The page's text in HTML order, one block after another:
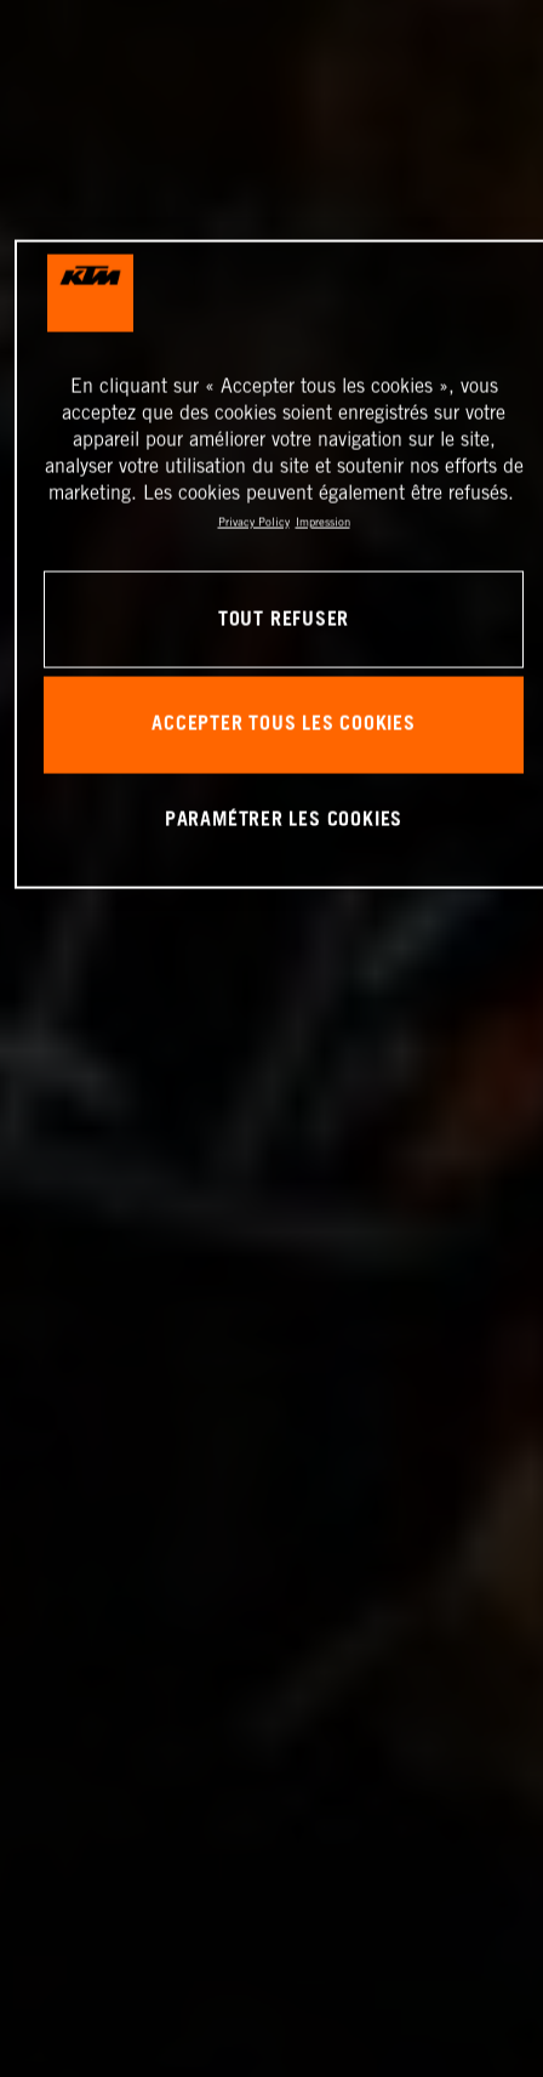
En cliquant sur « Accepter tous les cookies », vous
acceptez que des cookies soient enregistrés sur votre
appareil pour améliorer votre navigation sur le site,
analyser votre utilisation du site et soutenir nos efforts de
marketing. Les cookies peuvent également être refusés.
Privacy Policy Impression
TOUT REFUSER
ACCEPTER TOUS LES COOKIES
PARAMÉTRER LES COOKIES